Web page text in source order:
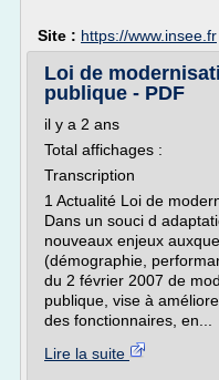
Site : https://www.insee.fr
Loi de
publique - PDF
il y a 2 ans
Total affichages :
Transcription
1 Actualité Loi de
Dans un souci d
nouveaux enjeux
(démographie,
du 2 février 2007 de
publique, vise à
des fonctionnaires, en...
Lire la suite